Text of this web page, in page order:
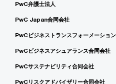
PwC弁護士法人
PwC Japan合同会社
PwCビジネストランスフォーメーショ
PwCビジネスアシュアランス合同会社
PwCサステナビリティ合同会社
PwCリスクアドバイザリー合同会社